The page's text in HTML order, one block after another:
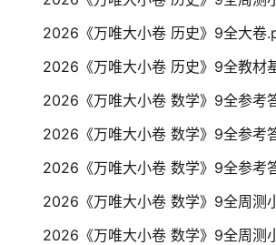
2026《万唯大小卷 历史》9全大卷
2026《万唯大小卷 历史》9全教材
2026《万唯大小卷 数学》9全参考
2026《万唯大小卷 数学》9全参考
2026《万唯大小卷 数学》9全参考
2026《万唯大小卷 数学》9全周测
2026《万唯大小卷 数学》9全周测